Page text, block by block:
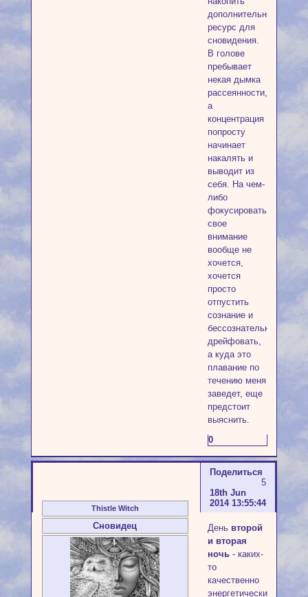
дополнительный
ресурс для
сновидения.
В голове
пребывает
некая дымка
рассеянности,
а
концентрация
попросту
начинает
накалять и
выводит из
себя. На чем-
либо
фокусировать
свое
внимание
вообще не
хочется,
хочется
просто
отпустить
сознание и
бессознательно
дрейфовать,
а куда это
плавание по
течению меня
заведет, еще
предстоит
выяснить.
0
Поделиться
5
18th Jun
2014 13:55:44
Thistle Witch
Сновидец День второй
и вторая
ночь- каких-
то
качественно
энергетических